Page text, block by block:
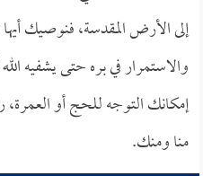
إلى الأرض المقدسة، فنوصيك
والاستمرار في بره حتى يشفيه
إمكانك التوجه للحج أو العمرة،
منا ومنك.